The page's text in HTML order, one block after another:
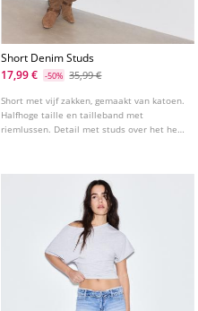
Short Denim Studs
17,99 €
-50% 35,99 €
Short met vijf zakken, gemaakt van katoen.
Halfhoge taille en tailleband met
riemlussen. Detail met studs over het hele